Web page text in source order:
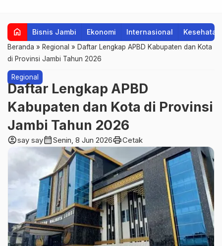
home Bisnis Jambi Ekonomi Internasional Kesehatan
Beranda » Regional » Daftar Lengkap APBD Kabupaten dan Kota
di Provinsi Jambi Tahun 2026
Regional
Daftar Lengkap APBD
Kabupaten dan Kota di Provinsi
Jambi Tahun 2026
account_circlesay saycalendar_monthSenin, 8 Jun 2026printCetak